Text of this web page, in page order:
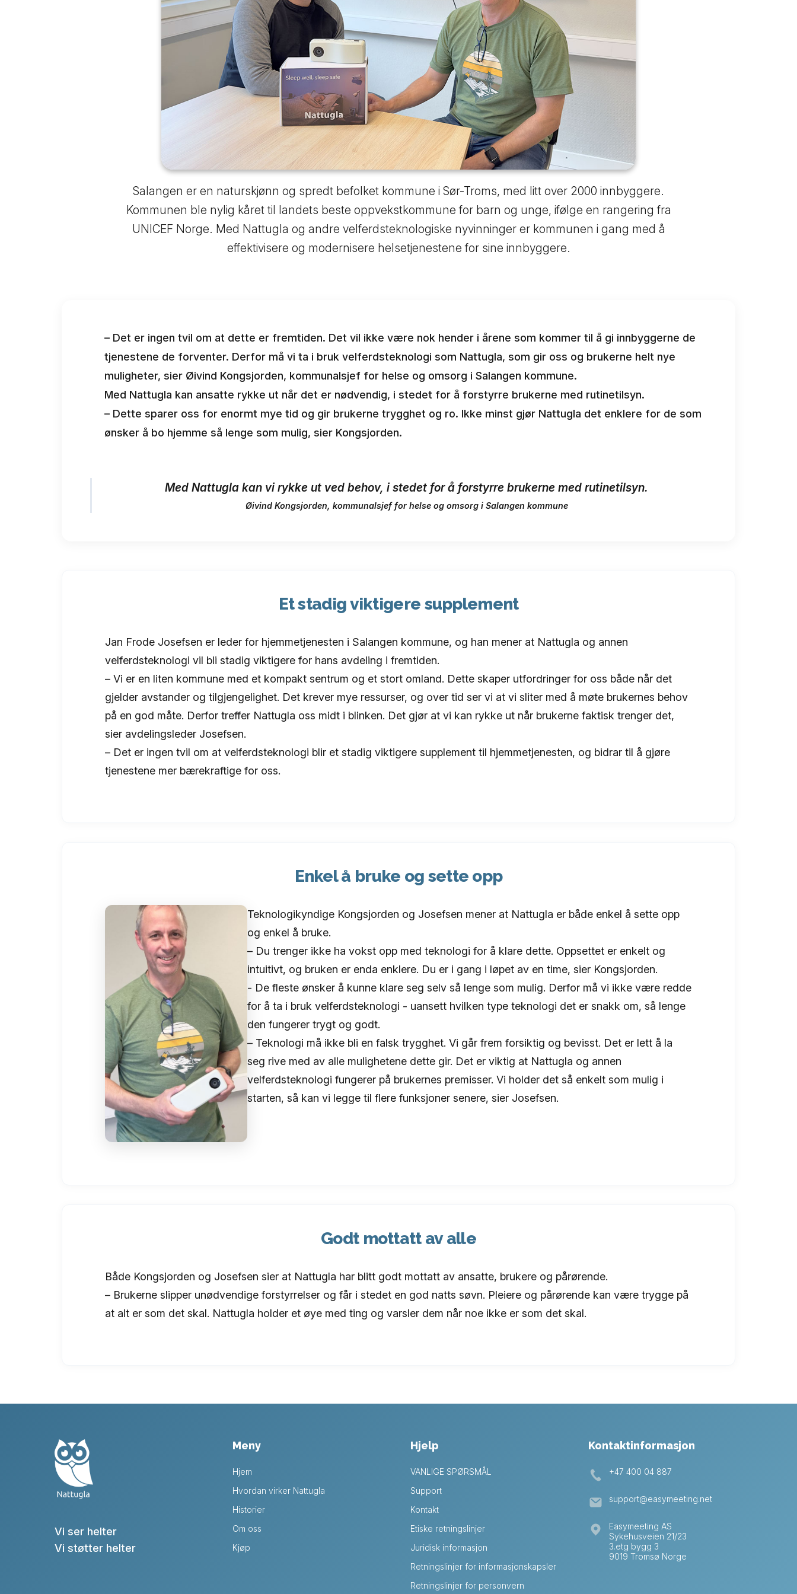
Salangen er en naturskjønn og spredt befolket kommune i Sør-Troms, med litt over 2000 innbyggere.
Kommunen ble nylig kåret til landets beste oppvekstkommune for barn og unge, ifølge en rangering fra
UNICEF Norge. Med Nattugla og andre velferdsteknologiske nyvinninger er kommunen i gang med å
effektivisere og modernisere helsetjenestene for sine innbyggere.
– Det er ingen tvil om at dette er fremtiden. Det vil ikke være nok hender i årene som kommer til å gi innbyggerne de
tjenestene de forventer. Derfor må vi ta i bruk velferdsteknologi som Nattugla, som gir oss og brukerne helt nye
muligheter, sier Øivind Kongsjorden, kommunalsjef for helse og omsorg i Salangen kommune.
Med Nattugla kan ansatte rykke ut når det er nødvendig, i stedet for å forstyrre brukerne med rutinetilsyn.
– Dette sparer oss for enormt mye tid og gir brukerne trygghet og ro. Ikke minst gjør Nattugla det enklere for de som
ønsker å bo hjemme så lenge som mulig, sier Kongsjorden.
Med Nattugla kan vi rykke ut ved behov, i stedet for å forstyrre brukerne med rutinetilsyn.
Øivind Kongsjorden, kommunalsjef for helse og omsorg i Salangen kommune
Et stadig viktigere supplement
Jan Frode Josefsen er leder for hjemmetjenesten i Salangen kommune, og han mener at Nattugla og annen
velferdsteknologi vil bli stadig viktigere for hans avdeling i fremtiden.
– Vi er en liten kommune med et kompakt sentrum og et stort omland. Dette skaper utfordringer for oss både når det
gjelder avstander og tilgjengelighet. Det krever mye ressurser, og over tid ser vi at vi sliter med å møte brukernes behov
på en god måte. Derfor treffer Nattugla oss midt i blinken. Det gjør at vi kan rykke ut når brukerne faktisk trenger det,
sier avdelingsleder Josefsen.
– Det er ingen tvil om at velferdsteknologi blir et stadig viktigere supplement til hjemmetjenesten, og bidrar til å gjøre
tjenestene mer bærekraftige for oss.
Enkel å bruke og sette opp
Teknologikyndige Kongsjorden og Josefsen mener at Nattugla er både enkel å sette opp
og enkel å bruke.
– Du trenger ikke ha vokst opp med teknologi for å klare dette. Oppsettet er enkelt og
intuitivt, og bruken er enda enklere. Du er i gang i løpet av en time, sier Kongsjorden.
- De fleste ønsker å kunne klare seg selv så lenge som mulig. Derfor må vi ikke være redde
for å ta i bruk velferdsteknologi - uansett hvilken type teknologi det er snakk om, så lenge
den fungerer trygt og godt.
– Teknologi må ikke bli en falsk trygghet. Vi går frem forsiktig og bevisst. Det er lett å la
seg rive med av alle mulighetene dette gir. Det er viktig at Nattugla og annen
velferdsteknologi fungerer på brukernes premisser. Vi holder det så enkelt som mulig i
starten, så kan vi legge til flere funksjoner senere, sier Josefsen.
Godt mottatt av alle
Både Kongsjorden og Josefsen sier at Nattugla har blitt godt mottatt av ansatte, brukere og pårørende.
– Brukerne slipper unødvendige forstyrrelser og får i stedet en god natts søvn. Pleiere og pårørende kan være trygge på
at alt er som det skal. Nattugla holder et øye med ting og varsler dem når noe ikke er som det skal.
Vi ser helter
Vi støtter helter
Meny
Hjem
Hvordan virker Nattugla
Historier
Om oss
Kjøp
Hjelp
VANLIGE SPØRSMÅL
Support
Kontakt
Etiske retningslinjer
Juridisk informasjon
Retningslinjer for informasjonskapsler
Retningslinjer for personvern
Kontaktinformasjon
+47 400 04 887
support@easymeeting.net
Easymeeting AS
Sykehusveien 21/23
3.etg bygg 3
9019 Tromsø Norge